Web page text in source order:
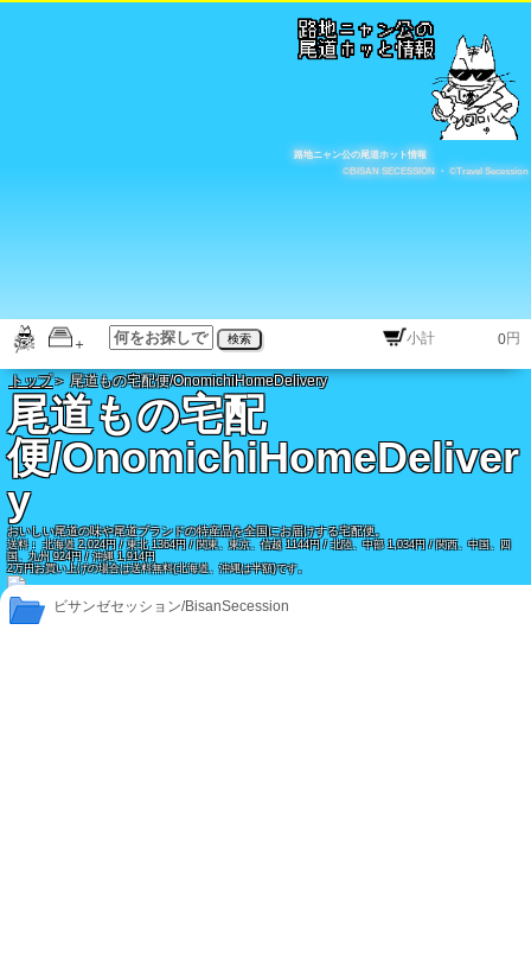
路地ニャン公の尾道ホット情報
©BISAN SECESSION
・ ©Travel Secession
検索 円
トップ＞ 尾道もの宅配便/OnomichiHomeDelivery
尾道もの宅配
便/OnomichiHomeDeliver
y
おいしい尾道の味や尾道ブランドの特産品を全国にお届けする宅配便。
送料： 北海道 2,024円 / 東北 1364円 / 関東、東京、信越 1144円 / 北陸、中部 1,034円 / 関西、中国、四
国、九州 924円 / 沖縄 1,914円
2万円お買い上げの場合は送料無料(北海道、沖縄は半額)です。
ビサンゼセッション/BisanSecession